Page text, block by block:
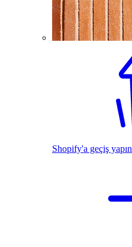
Shopify'a geçiş yapın